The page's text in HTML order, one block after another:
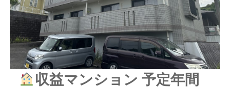
収益マンション 予定年間